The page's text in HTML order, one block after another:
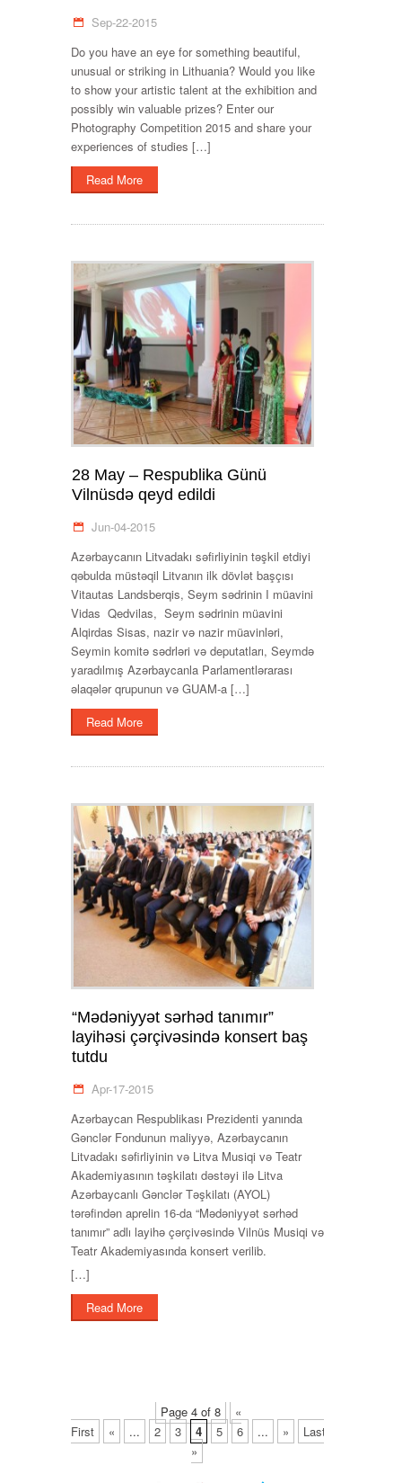
Sep-22-2015
Do you have an eye for something beautiful,
unusual or striking in Lithuania? Would you like
to show your artistic talent at the exhibition and
possibly win valuable prizes? Enter our
Photography Competition 2015 and share your
experiences of studies […]
Read More
28 May – Respublika Günü
Vilnüsdə qeyd edildi
Jun-04-2015
Azərbaycanın Litvadakı səfirliyinin təşkil etdiyi
qəbulda müstəqil Litvanın ilk dövlət başçısı
Vitautas Landsberqis, Seym sədrinin I müavini
Vidas Qedvilas, Seym sədrinin müavini
Alqirdas Sisas, nazir və nazir müavinləri,
Seymin komitə sədrləri və deputatları, Seymdə
yaradılmış Azərbaycanla Parlamentlərarası
əlaqələr qrupunun və GUAM-a […]
Read More
“Mədəniyyət sərhəd tanımır”
layihəsi çərçivəsində konsert baş
tutdu
Apr-17-2015
Azərbaycan Respublikası Prezidenti yanında
Gənclər Fondunun maliyyə, Azərbaycanın
Litvadakı səfirliyinin və Litva Musiqi və Teatr
Akademiyasının təşkilatı dəstəyi ilə Litva
Azərbaycanlı Gənclər Təşkilatı (AYOL)
tərəfindən aprelin 16-da “Mədəniyyət sərhəd
tanımır” adlı layihə çərçivəsində Vilnüs Musiqi və
Teatr Akademiyasında konsert verilib.
[…]
Read More
Page 4 of 8
«
First
« ... 2 3 4 5 6 ... »
Last
»